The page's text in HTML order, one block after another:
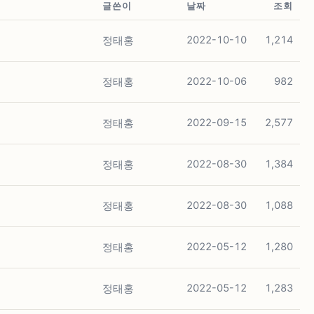
글쓴이 날짜 조회
정태홍 2022-10-10 1,214
정태홍 2022-10-06 982
정태홍 2022-09-15 2,577
정태홍 2022-08-30 1,384
정태홍 2022-08-30 1,088
정태홍 2022-05-12 1,280
정태홍 2022-05-12 1,283